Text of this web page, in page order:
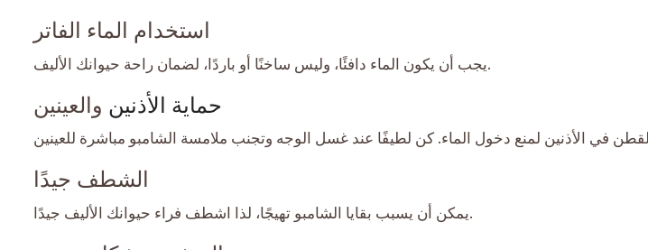
استخدام الماء الفاتر
يجب أن يكون الماء دافئًا، وليس ساخنًا أو باردًا، لضمان راحة حيوانك الأليف.
حماية الأذنين والعينين
الشطف جيدًا
يمكن أن يسبب بقايا الشامبو تهيجًا، لذا اشطف فراء حيوانك الأليف جيدًا.